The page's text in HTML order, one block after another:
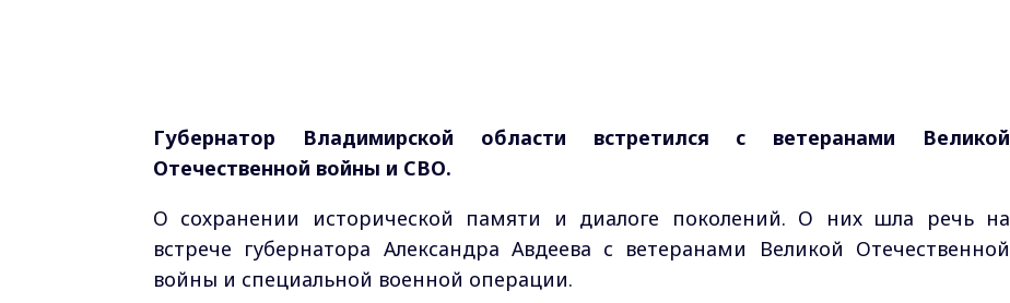
Губернатор Владимирской области встретился с ветеранами Великой
Отечественной войны и СВО.
О сохранении исторической памяти и диалоге поколений. О них шла речь на
встрече губернатора Александра Авдеева с ветеранами Великой Отечественной
войны и специальной военной операции.